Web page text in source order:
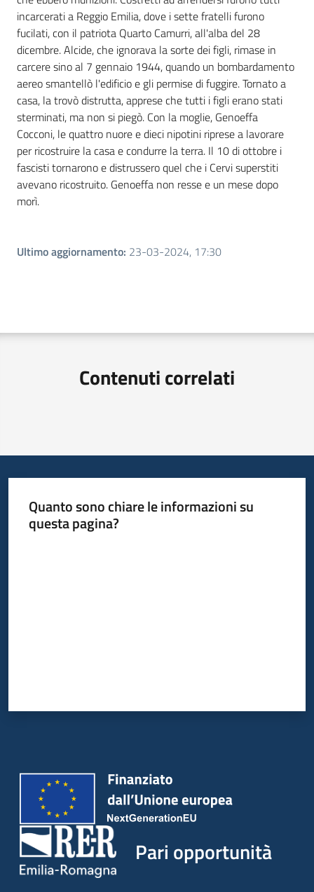
incarcerati a Reggio Emilia, dove i sette fratelli furono
fucilati, con il patriota Quarto Camurri, all'alba del 28
dicembre. Alcide, che ignorava la sorte dei figli, rimase in
carcere sino al 7 gennaio 1944, quando un bombardamento
aereo smantellò l'edificio e gli permise di fuggire. Tornato a
casa, la trovò distrutta, apprese che tutti i figli erano stati
sterminati, ma non si piegò. Con la moglie, Genoeffa
Cocconi, le quattro nuore e dieci nipotini riprese a lavorare
per ricostruire la casa e condurre la terra. Il 10 di ottobre i
fascisti tornarono e distrussero quel che i Cervi superstiti
avevano ricostruito. Genoeffa non resse e un mese dopo
morì.
Ultimo aggiornamento: 23-03-2024, 17:30
Contenuti correlati
Quanto sono chiare le informazioni su
questa pagina?
Pari opportunità